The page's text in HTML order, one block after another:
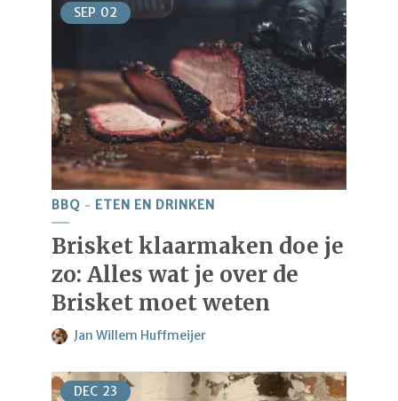
SEP 02
BBQ ETEN EN DRINKEN
Brisket klaarmaken doe je
zo: Alles wat je over de
Brisket moet weten
Jan Willem Huffmeijer
DEC 23